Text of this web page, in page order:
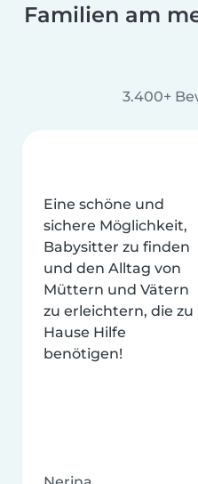
Familien am
3.400+
Eine schöne und
sichere Möglichkeit,
Babysitter zu finden
und den Alltag von
Müttern und Vätern
zu erleichtern, die zu
Hause Hilfe
benötigen!